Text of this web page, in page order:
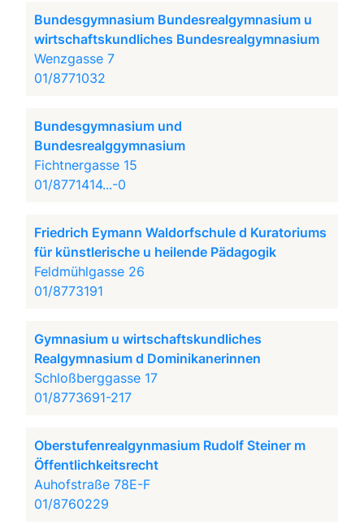
Bundesgymnasium Bundesrealgymnasium u
wirtschaftskundliches Bundesrealgymnasium
Wenzgasse 7
01/8771032
Bundesgymnasium und
Bundesrealggymnasium
Fichtnergasse 15
01/8771414...-0
Friedrich Eymann Waldorfschule d Kuratoriums
für künstlerische u heilende Pädagogik
Feldmühlgasse 26
01/8773191
Gymnasium u wirtschaftskundliches
Realgymnasium d Dominikanerinnen
Schloßberggasse 17
01/8773691-217
Oberstufenrealgynmasium Rudolf Steiner m
Öffentlichkeitsrecht
Auhofstraße 78E-F
01/8760229